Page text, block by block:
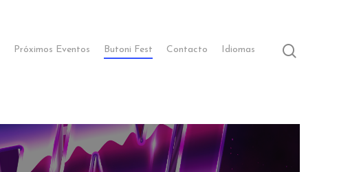
Próximos Eventos Butoni Fest Contacto Idiomas